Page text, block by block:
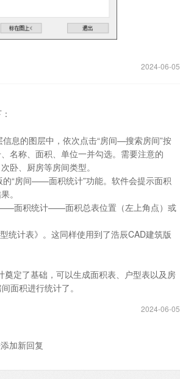
2024-06-05
息的图层中，依次点击“房间—搜索房间”按
名称、面积、单位一并勾选。需要注意的
卧、厨房等房间类型。
“房间——面积统计”功能。软件会提示面积
。
——面积统计——面积总表位置（左上角点）或
统计表》。这同样使用到了浩辰CAD建筑版
奠定了基础，可以生成面积表、户型表以及房
面积进行统计了。
2024-06-05
加新回复